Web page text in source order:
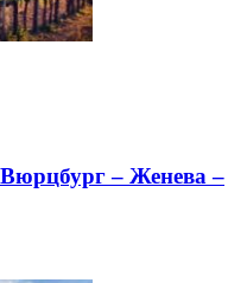
– Женева –